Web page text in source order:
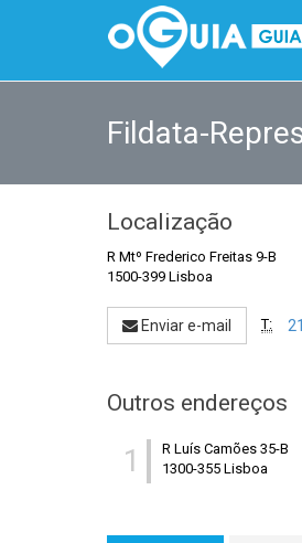
Fildata-
Localização
R Mtº Frederico Freitas 9-B
1500-399 Lisboa
Enviar e-mail T:
Outros endereços
1
R Luís Camões 35-B
1300-355 Lisboa